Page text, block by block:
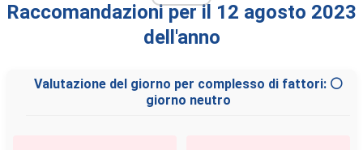
Raccomandazioni per il 12 agosto 2023
dell'anno
Valutazione del giorno per complesso di fattori: ⚪
giorno neutro